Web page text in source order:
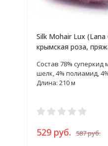
Silk Mohair Lux
крымская роза,
Состав 78% суперкид
шелк, 4% полиамид,
Длина: 210 м
529 руб. 587 руб.